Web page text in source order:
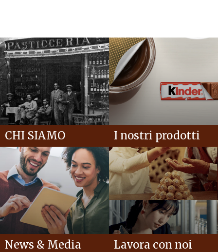
CHI SIAMO I nostri prodotti
News & Media Lavora con noi